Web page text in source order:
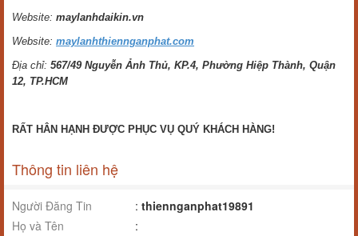
Website: maylanhdaikin.vn
Website: maylanhthiennganphat.com
Địa chỉ: 567/49 Nguyễn Ảnh Thủ, KP.4, Phường Hiệp Thành, Quận
12, TP.HCM
RẤT HÂN HẠNH ĐƯỢC PHỤC VỤ QUÝ KHÁCH HÀNG!
Thông tin liên hệ
Người Đăng Tin : thiennganphat19891
Họ và Tên
: